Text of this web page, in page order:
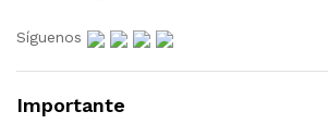
Síguenos
Importante